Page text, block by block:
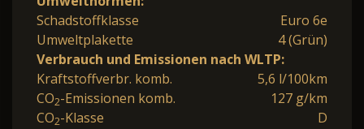
Schadstoffklasse
Euro 6e
Umweltplakette
4 (Grün)
Verbrauch und Emissionen nach WLTP:
Kraftstoffverbr. komb.
5,6 l/100km
CO2-Emissionen komb.
127 g/km
CO2-Klasse D